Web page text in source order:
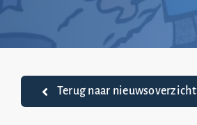
Terug naar nieuwsoverzicht